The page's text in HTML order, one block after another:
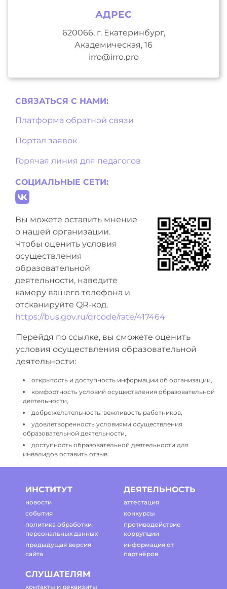
АДРЕС
620066, г. Екатеринбург,
Академическая, 16
irro@irro.pro
СВЯЗАТЬСЯ С НAМИ:
Платформа обратной связи
Портал заявок
Горячая линия для педагогов
СОЦИАЛЬНЫЕ СЕТИ:
Вы можете оставить мнение
о нашей организации.
Чтобы оценить условия
осуществления
образовательной
деятельности, наведите
камеру вашего телефона и
отсканируйте QR-код.
https://bus.gov.ru/qrcode/rate/417464
Перейдя по ссылке, вы сможете оценить
условия осуществления образовательной
деятельности:
открытость и доступность информации об организации,
комфортность условий осуществления образовательной
деятельности,
доброжелательность, вежливость работников,
удовлетворенность условиями осуществления
образовательной деятельности,
доступность образовательной деятельности для
инвалидов оставить отзыв.
ИНСТИТУТ
новости
события
политика обработки
персональных данных
предыдущая версия
сайта
ДЕЯТЕЛЬНОСТЬ
аттестация
конкурсы
противодействие
коррупции
информация от
партнёров
СЛУШАТЕЛЯМ
контакты и реквизиты